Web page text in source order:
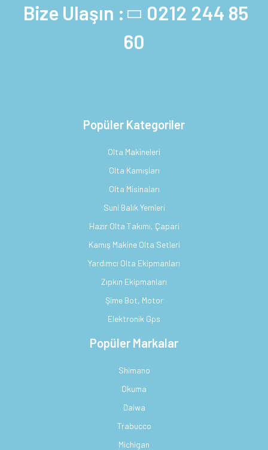
Bize Ulaşın : 0212 244 85
60
Popüler Kategoriler
Olta Makineleri
Olta Kamışları
Olta Misinaları
Suni Balık Yemleri
Hazır Olta Takımı, Çapari
Kamış Makine Olta Setleri
Yardımcı Olta Ekipmanları
Zıpkın Ekipmanları
Şime Bot, Motor
Elektronik Gps
Popüler Markalar
Shimano
Okuma
Daiwa
Trabucco
Michigan